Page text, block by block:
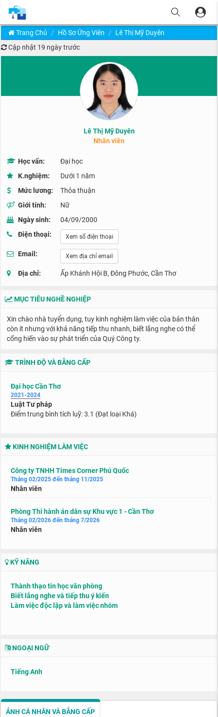
Trang Chủ Hồ Sơ Ứng Viên
Lê Thị Mỹ Duyên
Cập nhật 19 ngày trước
Lê Thị Mỹ Duyên
Nhân viên
Học vấn:
Đại học
K.nghiệm:
Dưới 1 năm
Mức lương:
Thỏa thuận
Giới tính:
Nữ
Ngày sinh:
04/09/2000
Điện thoại:
Xem số điện thoại
Email: Xem địa chỉ email
Địa chỉ: Ấp Khánh Hội B, Đông Phước, Cần Thơ
MỤC TIÊU NGHỀ NGHIỆP
Xin chào nhà tuyển dụng, tuy kinh nghiệm làm việc của bản thân
còn ít nhưng với khả năng tiếp thu nhanh, biết lắng nghe có thể
cống hiến vào sự phát triển của Quý Công ty.
TRÌNH ĐỘ VÀ BẰNG CẤP
Đại học Cần Thơ
2021-2024
Luật Tư pháp
Điểm trung bình tích luỹ: 3.1 (Đạt loại Khá)
KINH NGHIỆM LÀM VIỆC
Công ty TNHH Times Corner Phú Quốc
Tháng 02/2025 đến tháng 11/2025
Nhân viên
Phòng Thi hành án dân sự Khu vực 1 - Cần Thơ
Tháng 02/2026 đến tháng 7/2026
Nhân viên
KỸ NĂNG
Thành thạo tin học văn phòng
Biết lắng nghe và tiếp thu ý kiến
Làm việc độc lập và làm việc nhóm
NGOẠI NGỮ
Tiếng Anh
ẢNH CÁ NHÂN VÀ BẰNG CẤP